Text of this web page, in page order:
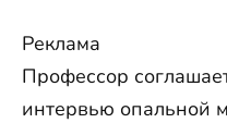
Реклама
Профессор
интервью опальной